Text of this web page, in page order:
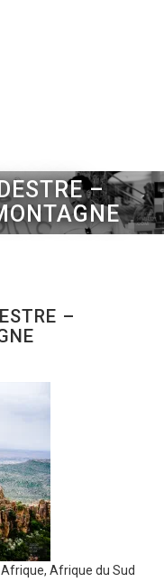
–
–
Afrique du Sud